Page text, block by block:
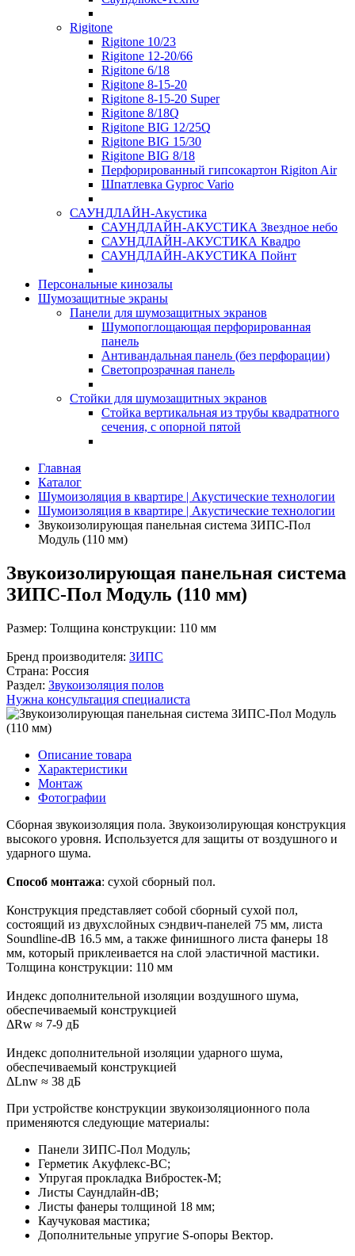
Rigitone
Rigitone 10/23
Rigitone 12-20/66
Rigitone 6/18
Rigitone 8-15-20
Rigitone 8-15-20 Super
Rigitone 8/18Q
Rigitone BIG 12/25Q
Rigitone BIG 15/30
Rigitone BIG 8/18
Перфорированный гипсокартон Rigiton Air
Шпатлевка Gyproc Vario
САУНДЛАЙН-Акустика
САУНДЛАЙН-АКУСТИКА Звездное небо
САУНДЛАЙН-АКУСТИКА Квадро
САУНДЛАЙН-АКУСТИКА Пойнт
Персональные кинозалы
Шумозащитные экраны
Панели для шумозащитных экранов
Шумопоглощающая перфорированная
панель
Антивандальная панель (без перфорации)
Светопрозрачная панель
Стойки для шумозащитных экранов
Стойка вертикальная из трубы квадратного
сечения, с опорной пятой
Главная
Каталог
Шумоизоляция в квартире | Акустические технологии
Шумоизоляция в квартире | Акустические технологии
Звукоизолирующая панельная система ЗИПС-Пол
Модуль (110 мм)
Звукоизолирующая панельная система
ЗИПС-Пол Модуль (110 мм)
Размер: Толщина конструкции: 110 мм
Бренд производителя: ЗИПС
Страна: Россия
Раздел: Звукоизоляция полов
Нужна консультация специалиста
Описание товара
Характеристики
Монтаж
Фотографии
Сборная звукоизоляция пола. Звукоизолирующая конструкция
высокого уровня. Используется для защиты от воздушного и
ударного шума.
Способ монтажа: сухой сборный пол.
Конструкция представляет собой сборный сухой пол,
состоящий из двухслойных сэндвич-панелей 75 мм, листа
Soundline-dB 16.5 мм, а также финишного листа фанеры 18
мм, который приклеивается на слой эластичной мастики.
Толщина конструкции: 110 мм
Индекс дополнительной изоляции воздушного шума,
обеспечиваемый конструкцией
ΔRw ≈ 7-9 дБ
Индекс дополнительной изоляции ударного шума,
обеспечиваемый конструкцией
ΔLnw ≈ 38 дБ
При устройстве конструкции звукоизоляционного пола
применяются следующие материалы:
Панели ЗИПС-Пол Модуль;
Герметик Акуфлекс-ВС;
Упругая прокладка Вибростек-М;
Листы Саундлайн-dB;
Листы фанеры толщиной 18 мм;
Каучуковая мастика;
Дополнительные упругие S-опоры Вектор.